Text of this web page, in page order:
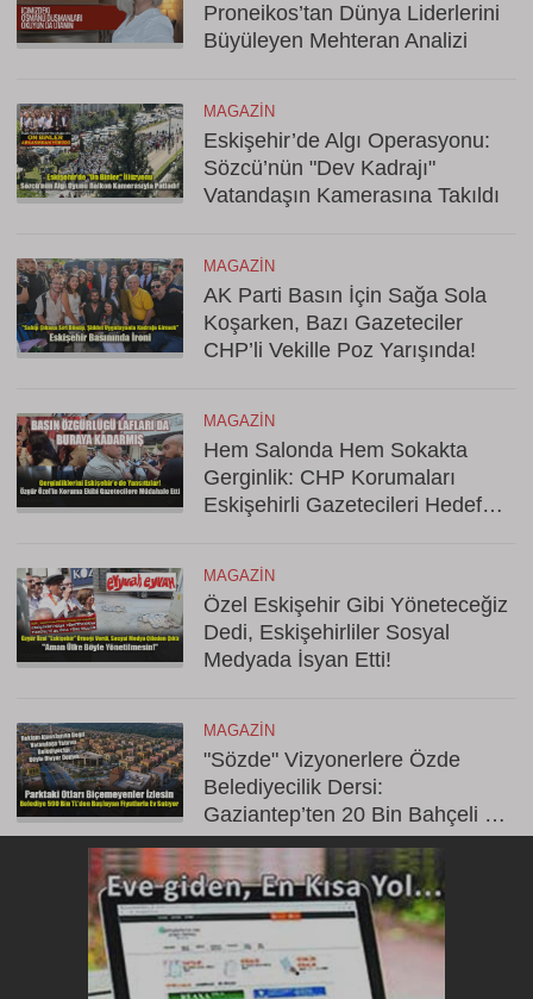
Proneikos’tan Dünya Liderlerini
Büyüleyen Mehteran Analizi
MAGAZIN
Eskişehir’de Algı Operasyonu:
Sözcü’nün "Dev Kadrajı"
Vatandaşın Kamerasına Takıldı
MAGAZIN
AK Parti Basın İçin Sağa Sola
Koşarken, Bazı Gazeteciler
CHP’li Vekille Poz Yarışında!
MAGAZIN
Hem Salonda Hem Sokakta
Gerginlik: CHP Korumaları
Eskişehirli Gazetecileri Hedef
MAGAZIN
Özel Eskişehir Gibi Yöneteceğiz
Dedi, Eskişehirliler Sosyal
Medyada İsyan Etti!
MAGAZIN
"Sözde" Vizyonerlere Özde
Belediyecilik Dersi:
Gaziantep’ten 20 Bin Bahçeli Ev
Hamlesi!